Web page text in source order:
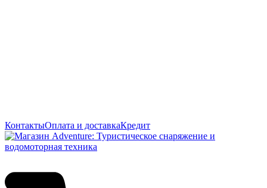
КонтактыОплата и доставкаКредит